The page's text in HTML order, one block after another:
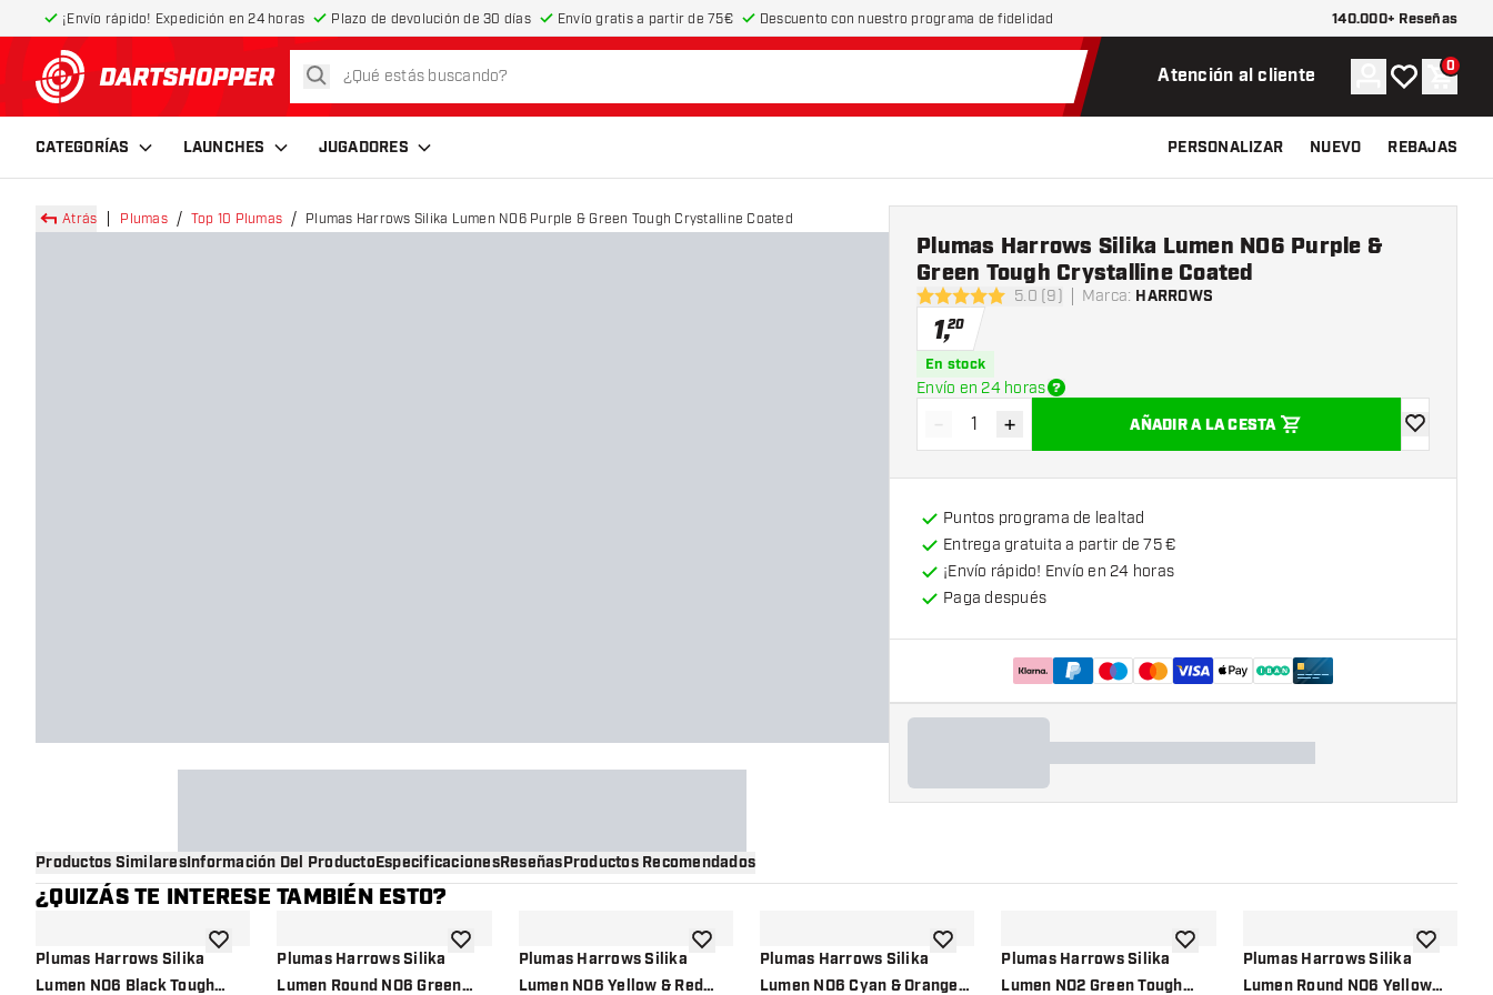
¡Envío rápido! Expedición en 24 horas Plazo de devolución de 30 días Envío gratis a partir de 75€ Descuento con nuestro programa de fidelidad 140.000+ Reseñas
volver a la página de inicio
buscar Atención al cliente Cuenta
Mi lista de
0
CATEGORÍAS LAUNCHES JUGADORES PERSONALIZAR NUEVO REBAJAS
Atrás Plumas Top 10 Plumas Plumas Harrows Silika Lumen NO6 Purple & Green Tough Crystalline Coated
5 estrellas de puntuación
5.0 (9) Marca: HARROWS
Plumas Harrows Silika Lumen NO6 Purple &
Green Tough Crystalline Coated
1,20
En stock
Envío en 24 horas
Disminuir cantidad
- Aumentar cantidad
+ AÑADIR A LA CESTA
añadir a la
Puntos programa de lealtad
Entrega gratuita a partir de 75 €
¡Envío rápido! Envío en 24 horas
Paga después
Productos SimilaresInformación Del ProductoEspecificacionesReseñasProductos Recomendados
¿QUIZÁS TE INTERESE TAMBIÉN ESTO?
Plumas Harrows Silika
Lumen NO6 Black Tough
añadir a la lista de deseos
Plumas Harrows Silika
Lumen Round NO6 Green
añadir a la lista de deseos
Plumas Harrows Silika
Lumen NO6 Yellow & Red
añadir a la lista de deseos
Plumas Harrows Silika
Lumen NO6 Cyan & Orange
añadir a la lista de deseos
Plumas Harrows Silika
Lumen NO2 Green Tough
añadir a la lista de deseos
Plumas Harrows Silika
Lumen Round NO6 Yellow
añadir a